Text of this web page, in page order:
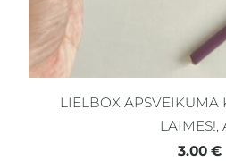
LIELBOX APSVEIKUMA
LAIMES!,
3.00 €